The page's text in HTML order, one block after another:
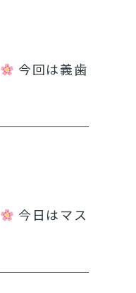
今回は義歯
今日はマス